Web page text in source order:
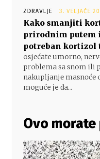
ZDRAVLJE 3. VELJAČE
Kako smanjiti
prirodnim putem
potreban kortizol
osjećate umorno,
problema sa snom ili
nakupljanje masnoće
moguće je da...
Ovo